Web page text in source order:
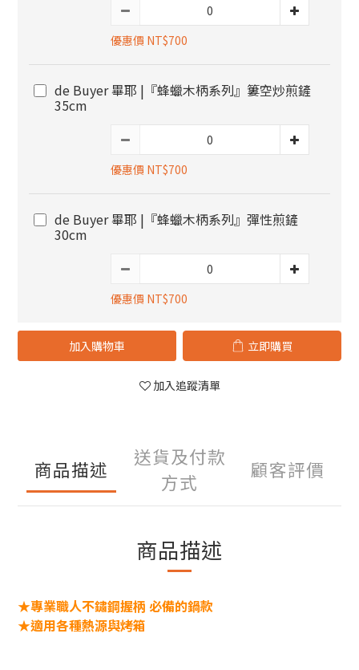
優惠價 NT$700
de Buyer 畢耶 |『蜂蠟木柄系列』簍空炒煎鏟
35cm
優惠價 NT$700
de Buyer 畢耶 |『蜂蠟木柄系列』彈性煎鏟
30cm
優惠價 NT$700
加入購物車 立即購買
加入追蹤清單
商品描述
送貨及付款
方式
顧客評價
商品描述
★專業職人不鏽鋼握柄 必備的鍋款
★適用各種熱源與烤箱